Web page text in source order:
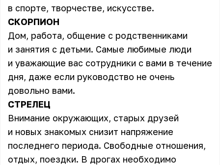
в спорте, творчестве, искусстве.
СКОРПИОН
Дом, работа, общение с родственниками
и занятия с детьми. Самые любимые люди
и уважающие вас сотрудники с вами в течение
дня, даже если руководство не очень
довольно вами.
СТРЕЛЕЦ
Внимание окружающих, старых друзей
и новых знакомых снизит напряжение
последнего периода. Свободные отношения,
отдых, поездки. В дрогах необходимо